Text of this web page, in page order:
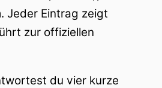
Jeder Eintrag zeigt
zur offiziellen
du vier kurze